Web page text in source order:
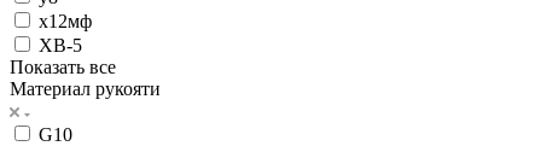
х12мф
ХВ-5
Показать все
Материал рукояти
G10